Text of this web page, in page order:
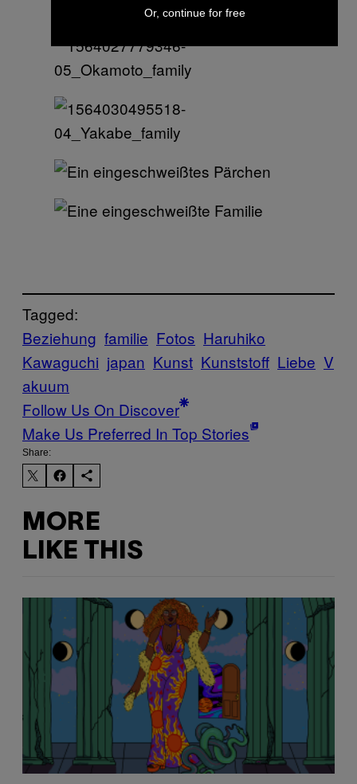
Tagged:
Beziehung familie Fotos Haruhiko
Kawaguchi japan Kunst Kunststoff Liebe V
akuum
Follow Us On Discover
Make Us Preferred In Top Stories
Share:
MORE
LIKE THIS
Or, continue for free